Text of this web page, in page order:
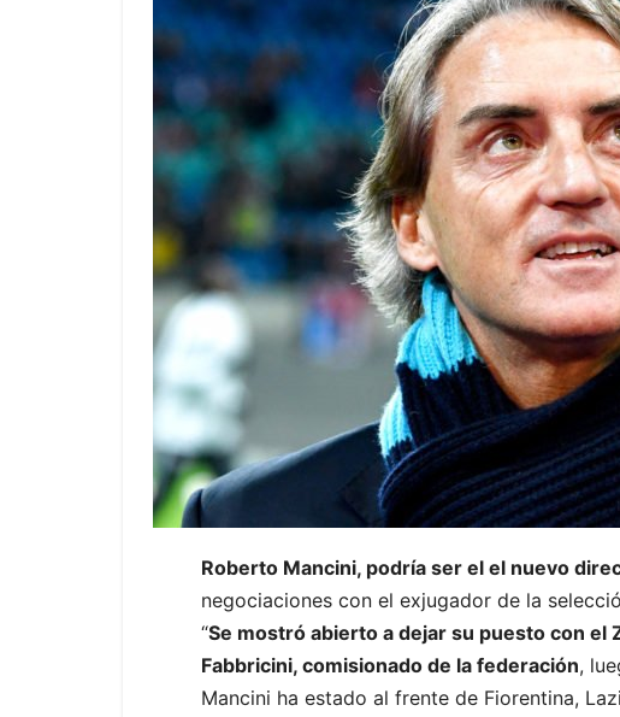
Roberto Mancini, podría ser el el nuevo
negociaciones con el exjugador de la
“Se mostró abierto a dejar su puesto con el
Fabbricini, comisionado de la federación,
Mancini ha estado al frente de Fiorentina,